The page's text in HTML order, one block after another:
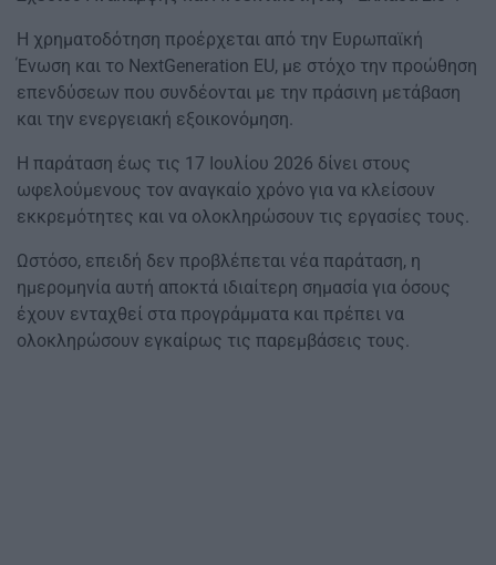
Η χρηματοδότηση προέρχεται από την Ευρωπαϊκή
Ένωση και το NextGeneration EU, με στόχο την προώθηση
επενδύσεων που συνδέονται με την πράσινη μετάβαση
και την ενεργειακή εξοικονόμηση.
Η παράταση έως τις 17 Ιουλίου 2026 δίνει στους
ωφελούμενους τον αναγκαίο χρόνο για να κλείσουν
εκκρεμότητες και να ολοκληρώσουν τις εργασίες τους.
Ωστόσο, επειδή δεν προβλέπεται νέα παράταση, η
ημερομηνία αυτή αποκτά ιδιαίτερη σημασία για όσους
έχουν ενταχθεί στα προγράμματα και πρέπει να
ολοκληρώσουν εγκαίρως τις παρεμβάσεις τους.